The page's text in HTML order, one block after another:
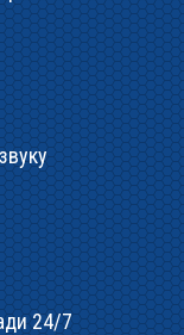
24/7